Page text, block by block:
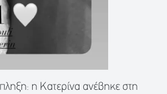
η Κατερίνα ανέβηκε στη